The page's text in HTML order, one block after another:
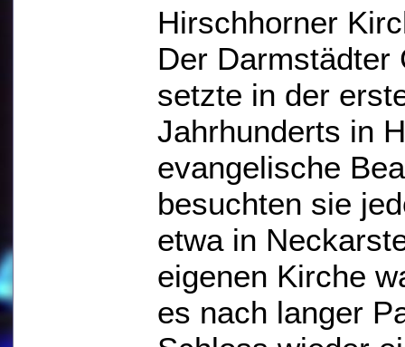
Hirschhorner
Der Darmstädter
setzte in der
Jahrhunderts in
evangelische
besuchten sie
etwa in
eigenen Kirche
es nach langer